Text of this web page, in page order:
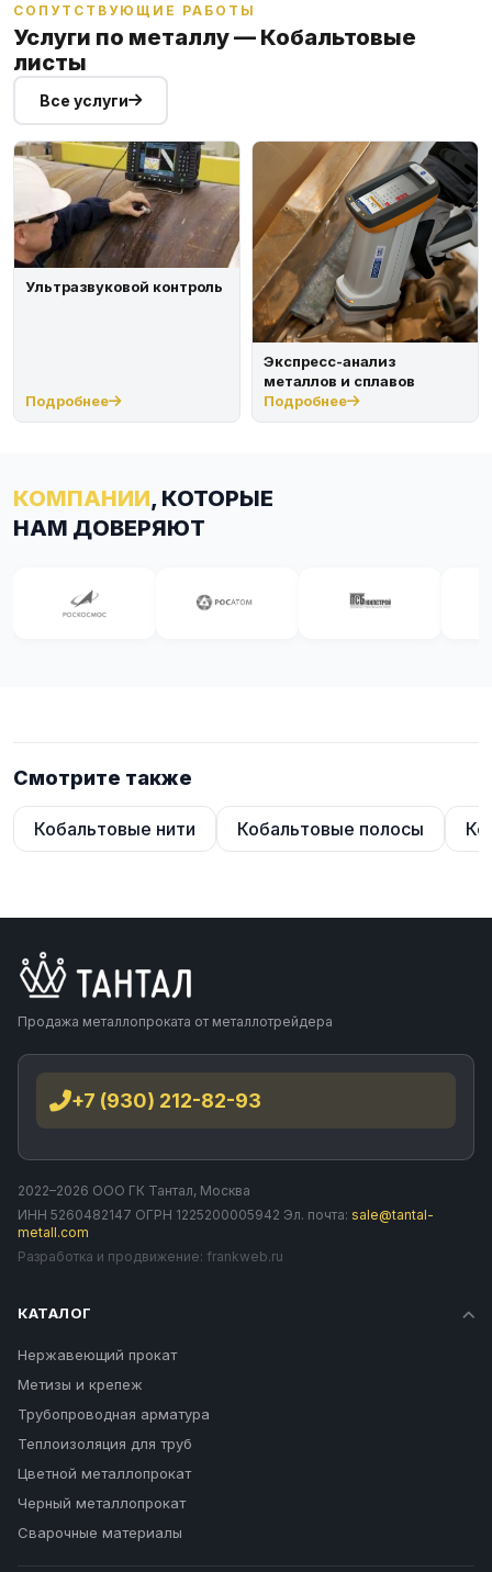
СОПУТСТВУЮЩИЕ РАБОТЫ
Услуги по металлу — Кобальтовые
листы
Все услуги
Ультразвуковой контроль
Подробнее
Экспресс-анализ
металлов и сплавов
Подробнее
КОМПАНИИ, КОТОРЫЕ
НАМ ДОВЕРЯЮТ
Смотрите также
Кобальтовые нити Кобальтовые полосы
Продажа металлопроката от металлотрейдера
+7 (930) 212-82-93
2022–2026 ООО ГК Тантал, Москва
ИНН 5260482147 ОГРН 1225200005942 Эл. почта: sale@tantal-
metall.com
Разработка и продвижение: frankweb.ru
КАТАЛОГ
Нержавеющий прокат
Метизы и крепеж
Трубопроводная арматура
Теплоизоляция для труб
Цветной металлопрокат
Черный металлопрокат
Сварочные материалы